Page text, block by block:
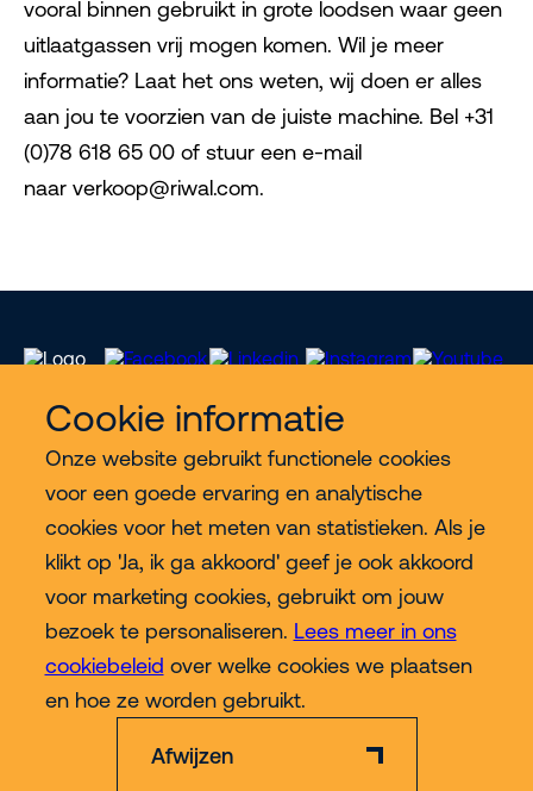
Cookie informatie
Onze website gebruikt functionele cookies
voor een goede ervaring en analytische
cookies voor het meten van statistieken. Als je
klikt op 'Ja, ik ga akkoord' geef je ook akkoord
voor marketing cookies, gebruikt om jouw
bezoek te personaliseren. Lees meer in ons
cookiebeleid over welke cookies we plaatsen
en hoe ze worden gebruikt.
Afwijzen
vooral binnen gebruikt in grote loodsen waar geen
uitlaatgassen vrij mogen komen. Wil je meer
informatie? Laat het ons weten, wij doen er alles
aan jou te voorzien van de juiste machine. Bel +31
(0)78 618 65 00 of stuur een e-mail
naar verkoop@riwal.com.
Meer Riwal
Industries
Contact
Meer